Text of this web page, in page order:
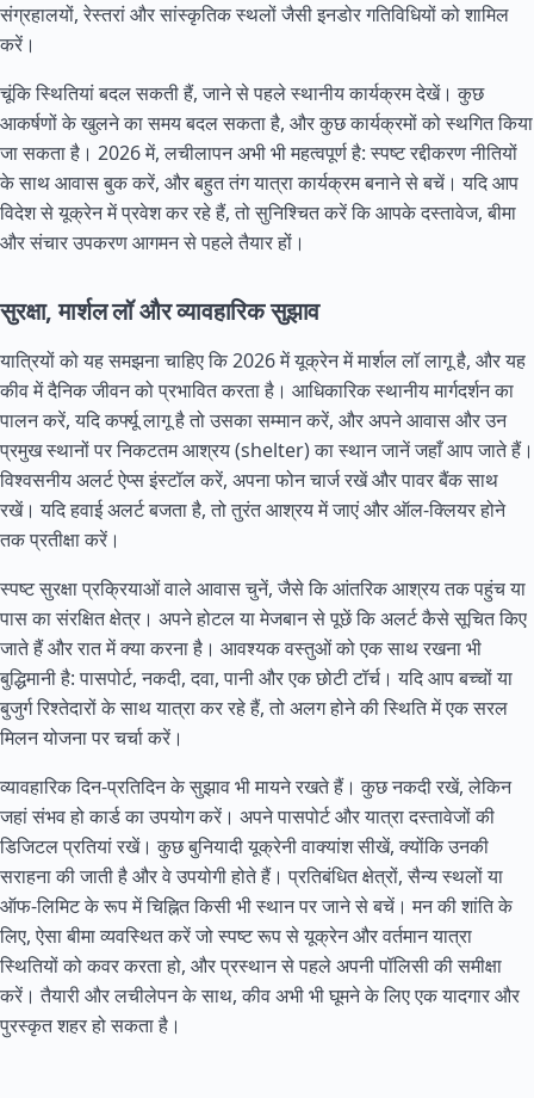
संग्रहालयों, रेस्तरां और सांस्कृतिक स्थलों जैसी इनडोर गतिविधियों को शामिल
करें।
चूंकि स्थितियां बदल सकती हैं, जाने से पहले स्थानीय कार्यक्रम देखें। कुछ
आकर्षणों के खुलने का समय बदल सकता है, और कुछ कार्यक्रमों को स्थगित किया
जा सकता है। 2026 में, लचीलापन अभी भी महत्वपूर्ण है: स्पष्ट रद्दीकरण नीतियों
के साथ आवास बुक करें, और बहुत तंग यात्रा कार्यक्रम बनाने से बचें। यदि आप
विदेश से यूक्रेन में प्रवेश कर रहे हैं, तो सुनिश्चित करें कि आपके दस्तावेज, बीमा
और संचार उपकरण आगमन से पहले तैयार हों।
सुरक्षा, मार्शल लॉ और व्यावहारिक सुझाव
यात्रियों को यह समझना चाहिए कि 2026 में यूक्रेन में मार्शल लॉ लागू है, और यह
कीव में दैनिक जीवन को प्रभावित करता है। आधिकारिक स्थानीय मार्गदर्शन का
पालन करें, यदि कर्फ्यू लागू है तो उसका सम्मान करें, और अपने आवास और उन
प्रमुख स्थानों पर निकटतम आश्रय (shelter) का स्थान जानें जहाँ आप जाते हैं।
विश्वसनीय अलर्ट ऐप्स इंस्टॉल करें, अपना फोन चार्ज रखें और पावर बैंक साथ
रखें। यदि हवाई अलर्ट बजता है, तो तुरंत आश्रय में जाएं और ऑल-क्लियर होने
तक प्रतीक्षा करें।
स्पष्ट सुरक्षा प्रक्रियाओं वाले आवास चुनें, जैसे कि आंतरिक आश्रय तक पहुंच या
पास का संरक्षित क्षेत्र। अपने होटल या मेजबान से पूछें कि अलर्ट कैसे सूचित किए
जाते हैं और रात में क्या करना है। आवश्यक वस्तुओं को एक साथ रखना भी
बुद्धिमानी है: पासपोर्ट, नकदी, दवा, पानी और एक छोटी टॉर्च। यदि आप बच्चों या
बुजुर्ग रिश्तेदारों के साथ यात्रा कर रहे हैं, तो अलग होने की स्थिति में एक सरल
मिलन योजना पर चर्चा करें।
व्यावहारिक दिन-प्रतिदिन के सुझाव भी मायने रखते हैं। कुछ नकदी रखें, लेकिन
जहां संभव हो कार्ड का उपयोग करें। अपने पासपोर्ट और यात्रा दस्तावेजों की
डिजिटल प्रतियां रखें। कुछ बुनियादी यूक्रेनी वाक्यांश सीखें, क्योंकि उनकी
सराहना की जाती है और वे उपयोगी होते हैं। प्रतिबंधित क्षेत्रों, सैन्य स्थलों या
ऑफ-लिमिट के रूप में चिह्नित किसी भी स्थान पर जाने से बचें। मन की शांति के
लिए, ऐसा बीमा व्यवस्थित करें जो स्पष्ट रूप से यूक्रेन और वर्तमान यात्रा
स्थितियों को कवर करता हो, और प्रस्थान से पहले अपनी पॉलिसी की समीक्षा
करें। तैयारी और लचीलेपन के साथ, कीव अभी भी घूमने के लिए एक यादगार और
पुरस्कृत शहर हो सकता है।